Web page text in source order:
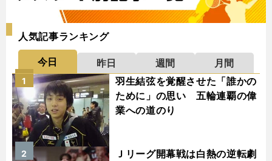
人気記事ランキング
今日 昨日 週間
月間
羽生結弦を覚醒させた「誰かの
ために」の思い 五輪連覇の偉
業への道のり
1
Ｊリーグ開幕戦は白熱の逆転劇
2